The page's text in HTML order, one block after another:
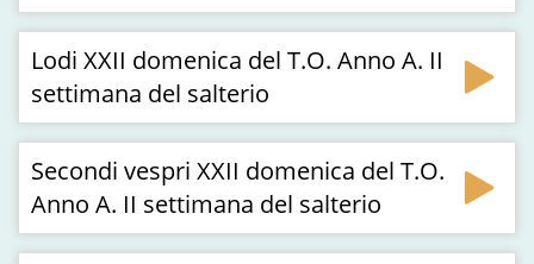
Lodi XXII domenica del T.O. Anno A. II
settimana del salterio
Secondi vespri XXII domenica del T.O.
Anno A. II settimana del salterio